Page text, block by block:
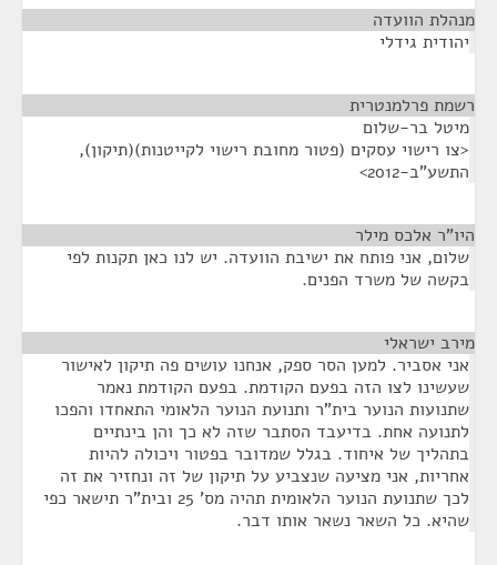
מנהלת הוועדה
יהודית גידלי
רשמת פרלמנטרית
מיטל בר-שלום
<צו רישוי עסקים (פטור מחובת רישוי לקייטנות)(תיקון),
התשע"ב-2012>
היו"ר אלכס מילר
שלום, אני פותח את ישיבת הוועדה. יש לנו כאן תקנות לפי
בקשה של משרד הפנים.
מירב ישראלי
אני אסביר. למען הסר ספק, אנחנו עושים פה תיקון לאישור
שעשינו לצו הזה בפעם הקודמת. בפעם הקודמת נאמר
שתנועות הנוער בית"ר ותנועת הנוער הלאומי התאחדו והפכו
לתנועה אחת. בדיעבד הסתבר שזה לא כך והן בינתיים
בתהליך של איחוד. בגלל שמדובר בפטור ויכולה להיות
אחריות, אני מציעה שנצביע על תיקון של זה ונחזיר את זה
לכך שתנועת הנוער הלאומית תהיה מס' 25 ובית"ר תישאר כפי
שהיא. כל השאר נשאר אותו דבר.